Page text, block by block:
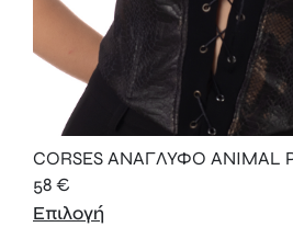
CORSES ΑΝΑΓΛΥΦΟ ANIMAL
58€
Επιλογή